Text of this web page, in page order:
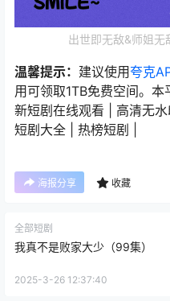
出世即无敌&师姐
温馨提示： 建议使用夸克
用可领取1TB免费空间。
新短剧在线观看 | 高清无
短剧大全 | 热榜短剧 |
海报分享 收藏
全部短剧
我真不是败家大少（99集）
2025-3-26 12:37:40